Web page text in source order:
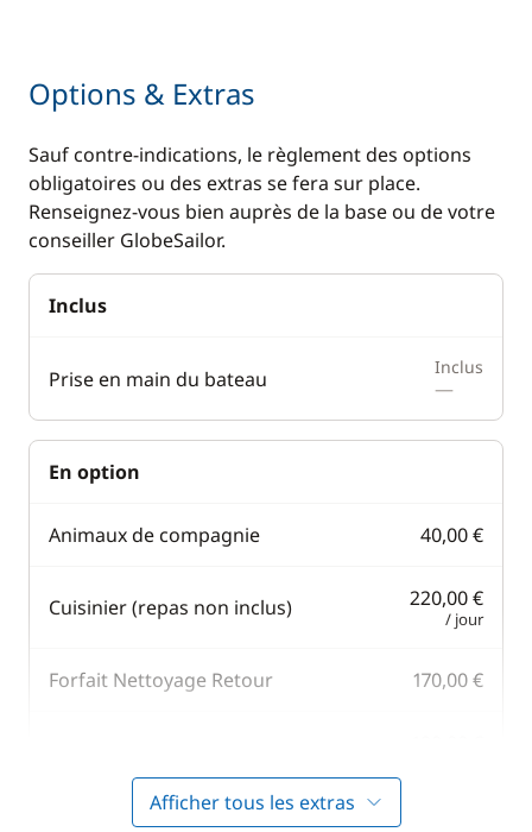
Options & Extras
Sauf contre-indications, le règlement des options
obligatoires ou des extras se fera sur place.
Renseignez-vous bien auprès de la base ou de votre
conseiller GlobeSailor.
Inclus
Prise en main du bateau Inclus
—
En option
Animaux de compagnie 40,00 €
Cuisinier (repas non inclus) 220,00 €
/ jour
Forfait Nettoyage Retour 170,00 €
Afficher tous les extras